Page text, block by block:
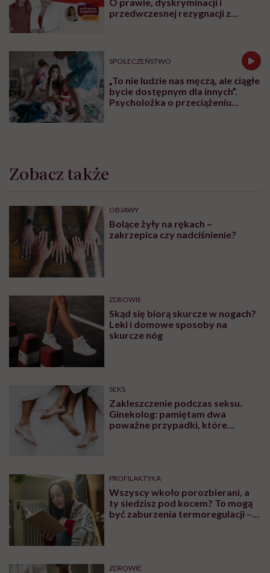
przedwczesnej rezygnacji z
SPOŁECZEŃSTWO
„To nie ludzie nas męczą, ale ciągłe
bycie dostępnym dla innych”.
Psycholożka o przeciążeniu
Zobacz także
OBJAWY
Bolące żyły na rękach –
zakrzepica czy nadciśnienie?
ZDROWIE
Skąd się biorą skurcze w nogach?
Leki i domowe sposoby na
skurcze nóg
SEKS
Zakleszczenie podczas seksu.
Ginekolog: pamiętam dwa
poważne przypadki, które
PROFILAKTYKA
Wszyscy wkoło porozbierani, a
ty siedzisz pod kocem? To mogą
być zaburzenia termoregulacji –
ZDROWIE